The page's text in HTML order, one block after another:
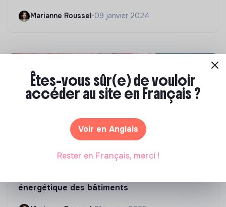
Marianne Roussel •09 janvier 2024
Compétences & formations
énergétique des bâtiments
Êtes-vous sûr(e) de vouloir
accéder au site en Français ?
Voir en Anglais
Rester en Français, merci !